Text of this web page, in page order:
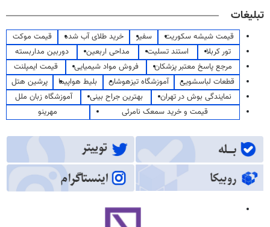
تبلیغات
قیمت شیشه سکوریت سفیر خرید طلای آب شده
قیمت موکت
تور کربلا
استند تسلیت مداحی اربعین
دوربین مداربسته
مرجع پاسخ معتبر پزشکان
فروش مواد شیمیایی
قیمت ایمپلنت
قطعات لباسشویی
آموزشگاه تیزهوشان بلیط هواپیما
پرشین هتل
نمایندگی بوش در تهران
بهترین جراح بینی
آموزشگاه زبان ملل
قیمت و خرید سمعک نامرئی
مهرینو